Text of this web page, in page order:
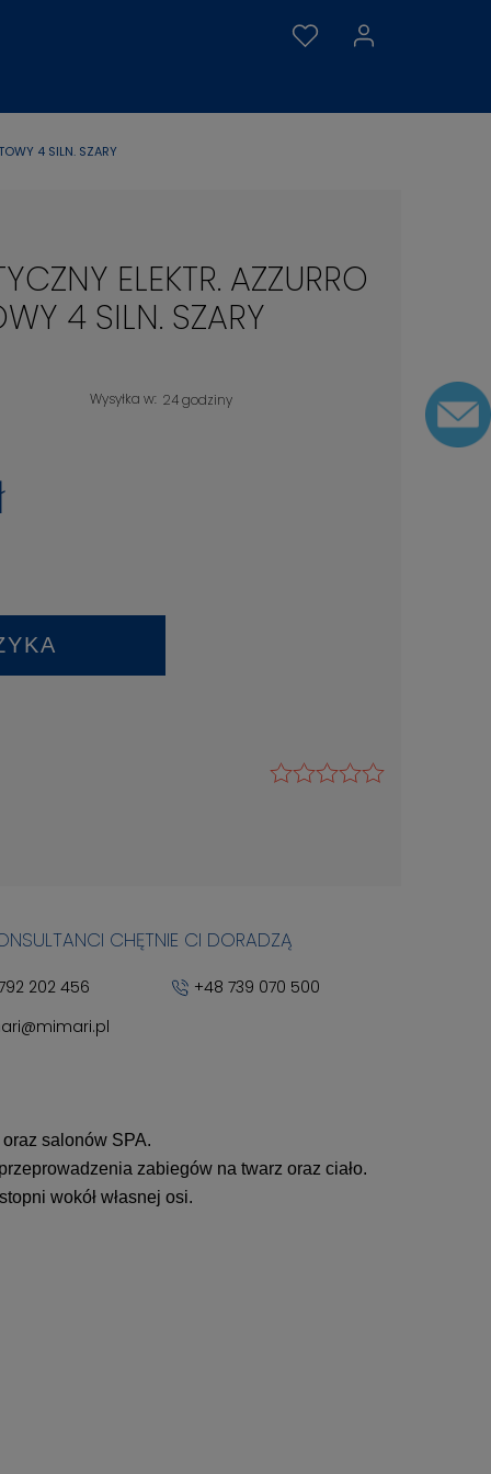
4 SILN. SZARY
ELEKTR. AZZURRO
4 SILN. SZARY
Wysyłka w: 24 godziny
CHĘTNIE CI DORADZĄ
202 456
+48 739 070 500
salonów SPA.
zabiegów na twarz oraz ciało.
wokół własnej osi.